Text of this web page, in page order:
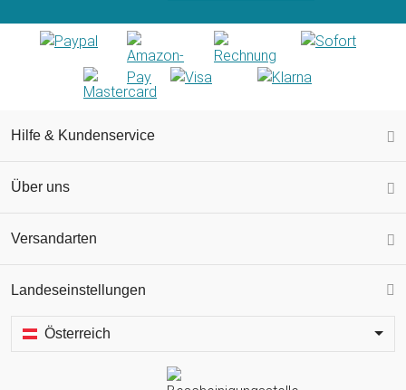
Hilfe & Kundenservice
Über uns
Versandarten
Landeseinstellungen
Österreich